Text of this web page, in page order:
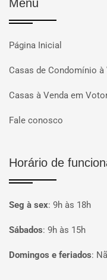
Menu
Página Inicial
Casas de Condomínio
Casas à Venda em
Fale conosco
Horário de
Seg à sex: 9h às 18h
Sábados: 9h às 15h
Domingos e feriados: